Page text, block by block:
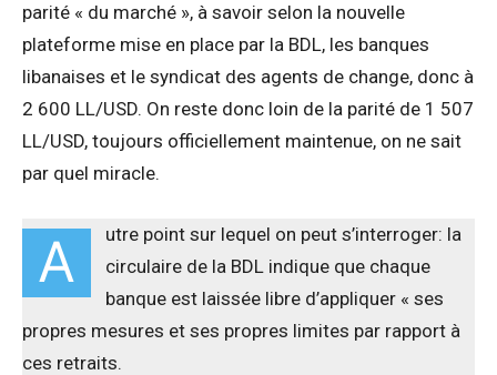
parité « du marché », à savoir selon la nouvelle
plateforme mise en place par la BDL, les banques
libanaises et le syndicat des agents de change, donc à
2 600 LL/USD. On reste donc loin de la parité de 1 507
LL/USD, toujours officiellement maintenue, on ne sait
par quel miracle.
A
utre point sur lequel on peut s’interroger: la
circulaire de la BDL indique que chaque
banque est laissée libre d’appliquer « ses
propres mesures et ses propres limites par rapport à
ces retraits.